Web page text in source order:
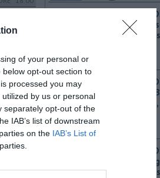
of your personal or
opt-out section to
processed you may
by us or personal
separately opt-out of the
IAB’s list of downstream
on the IAB’s List of
ai
PROVINCIA
Benzina,
ecco dove
PROVINCIA
CARRARA —
gasolio,
PROVINCIA
— ​Benzina,
ecco dove